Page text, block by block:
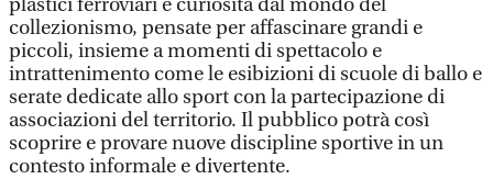
plastici ferroviari e curiosità dal mondo del
collezionismo, pensate per affascinare grandi e
piccoli, insieme a momenti di spettacolo e
intrattenimento come le esibizioni di scuole di ballo e
serate dedicate allo sport con la partecipazione di
associazioni del territorio. Il pubblico potrà così
scoprire e provare nuove discipline sportive in un
contesto informale e divertente.